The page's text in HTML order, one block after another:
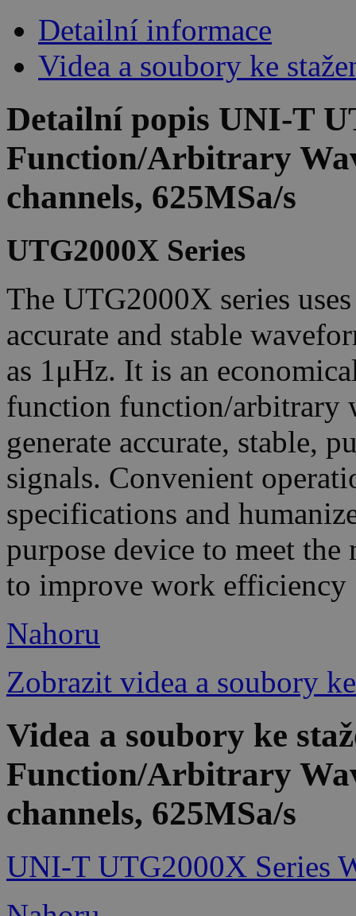
Detailní informace
Videa a soubory ke
Detailní popis UNI-T
Function/Arbitrary
channels, 625MSa/s
UTG2000X Series
The UTG2000X series
accurate and stable
as 1μHz. It is an
function function/arbitrary
generate accurate, stable,
signals. Convenient
specifications and
purpose device to meet
to improve work efficiency
Nahoru
Zobrazit videa a soubory
Videa a soubory ke
Function/Arbitrary
channels, 625MSa/s
UNI-T UTG2000X Series